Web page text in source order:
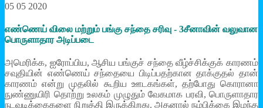
05 05 2020
எண்ணெய் விலை மற்றும் பங்கு சந்தை சரிவு - 3சீனாவின் வலுவான
பொருளாதார அடிப்படை
அமெரிக்க, ஐரோப்பிய, ஆசிய பங்குச் சந்தை வீழ்ச்சிக்குக் காரணம்
சவுதியின் எண்ணெய் சந்தையை பிடிப்பதற்கான தாக்குதல் தான்
காரணம் என்று முதலில் கூறிய ஊடகங்கள், தற்போது கொரானா
நுண்ணுயிரி தொற்று உலகம் முழுதும் வேகமாக பரவி, பொருளாதார
நடவடிக்கைகளை நிறுத்தி இருக்கிறது. அதனால் நம்பிக்கை இழந்த